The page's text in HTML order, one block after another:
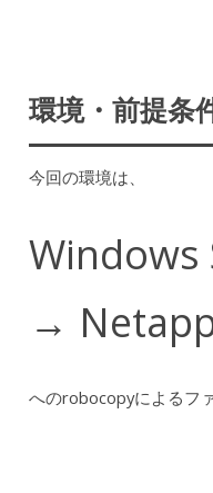
環境・前提条
今回の環境は、
Windows
→
へのrobocopyによるフ